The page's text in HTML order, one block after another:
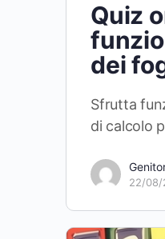
Quiz
dei
Sfrutta
di calcolo
22/08/